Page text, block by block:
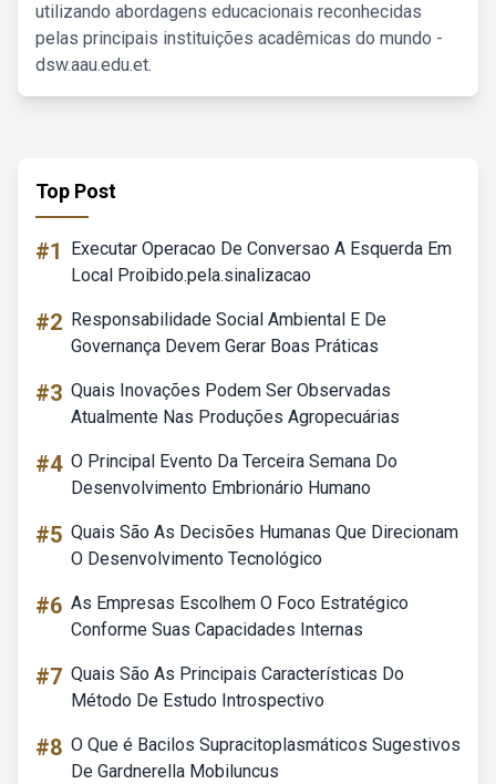
utilizando abordagens educacionais reconhecidas
pelas principais instituições acadêmicas do mundo -
dsw.aau.edu.et.
Top Post
#1
Executar Operacao De Conversao A Esquerda Em
Local Proibido.pela.sinalizacao
#2 Responsabilidade Social Ambiental E De
Governança Devem Gerar Boas Práticas
#3 Quais Inovações Podem Ser Observadas
Atualmente Nas Produções Agropecuárias
#4 O Principal Evento Da Terceira Semana Do
Desenvolvimento Embrionário Humano
#5 Quais São As Decisões Humanas Que Direcionam
O Desenvolvimento Tecnológico
#6 As Empresas Escolhem O Foco Estratégico
Conforme Suas Capacidades Internas
#7 Quais São As Principais Características Do
Método De Estudo Introspectivo
#8 O Que é Bacilos Supracitoplasmáticos Sugestivos
De Gardnerella Mobiluncus